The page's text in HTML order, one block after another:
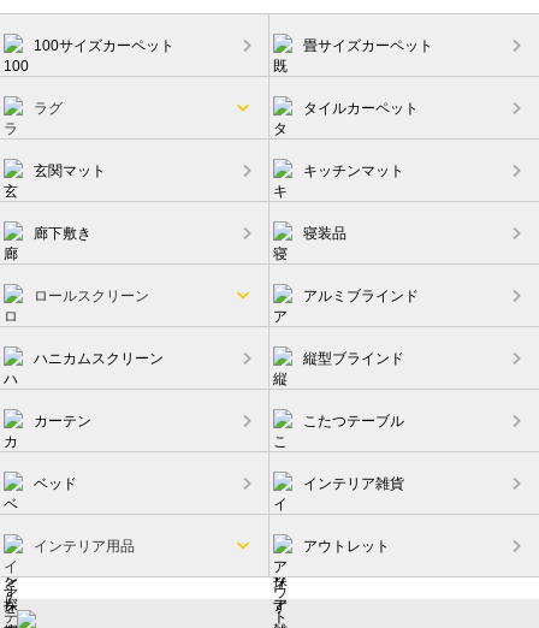
ー
ジ
送
り
100サイズカーペット 畳サイズカーペット
ラグ タイルカーペット
玄関マット キッチンマット
廊下敷き 寝装品
ロールスクリーン アルミブラインド
ハニカムスクリーン 縦型ブラインド
カーテン こたつテーブル
ベッド インテリア雑貨
インテリア用品 アウトレット